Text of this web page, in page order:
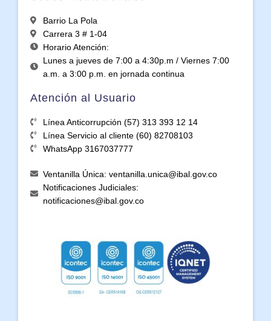
Barrio La Pola
Carrera 3 # 1-04
Horario Atención:
Lunes a jueves de 7:00 a 4:30p.m / Viernes 7:00
a.m. a 3:00 p.m. en jornada continua
Atención al Usuario
Línea Anticorrupción (57) 313 393 12 14
Línea Servicio al cliente (60) 82708103
WhatsApp 3167037777
Ventanilla Única: ventanilla.unica@ibal.gov.co
Notificaciones Judiciales:
notificaciones@ibal.gov.co